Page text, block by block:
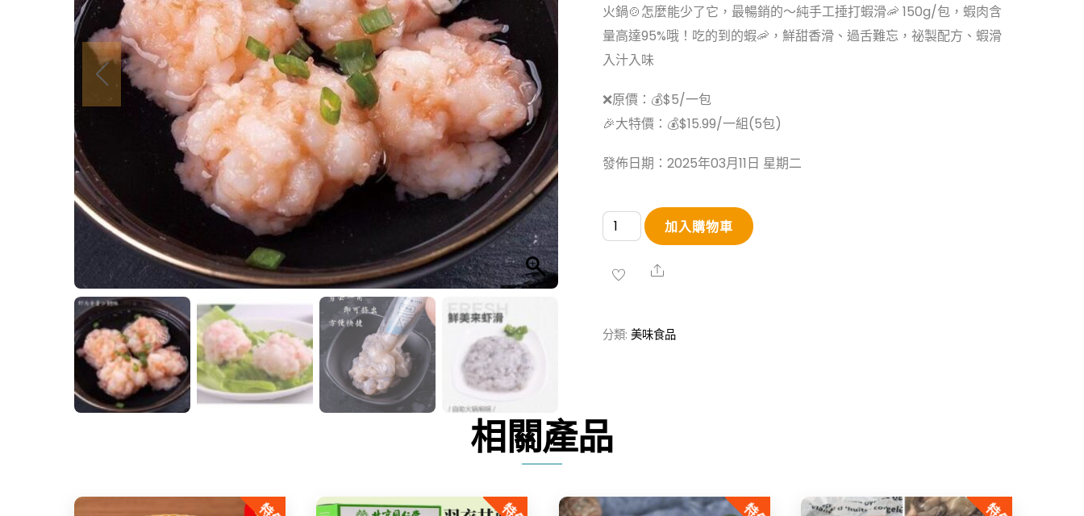
火鍋🍲怎麼能少了它，最暢銷的～純手工捶打蝦滑🦐 150g/包，蝦肉含
量高達95%哦！吃的到的蝦🦐，鮮甜香滑、過舌難忘，祕製配方、蝦滑
入汁入味
❌原價：💰$5/一包
🎉大特價：💰$15.99/一組(5包)
發佈日期：2025年03月11日 星期二
純
手
工
蝦
量
加入購物車
Share
分類:美味食品
相關產品